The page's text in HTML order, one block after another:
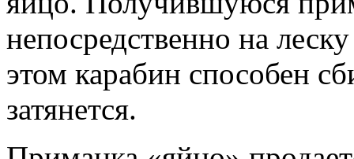
непосредственно на
этом карабин способен
затянется.